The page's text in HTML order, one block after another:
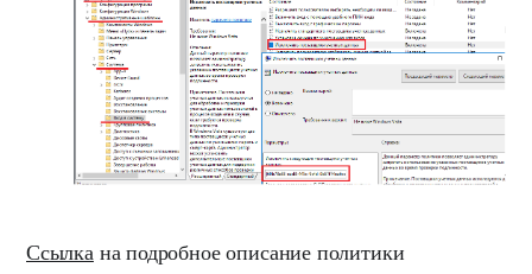
Ссылкана подробное описание политики